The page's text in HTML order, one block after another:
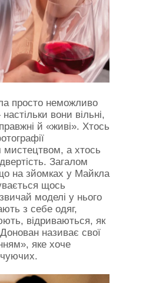
просто неможливо
вони вільні,
й «живі». Хтось
а хтось
Загалом
на зйомках у Майкла
щось
моделі у нього
з себе одяг,
відриваються, як
називає свої
яке хоче